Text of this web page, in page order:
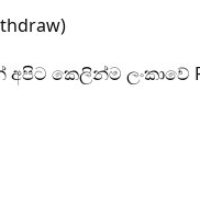
අපිට කෙලින්ම